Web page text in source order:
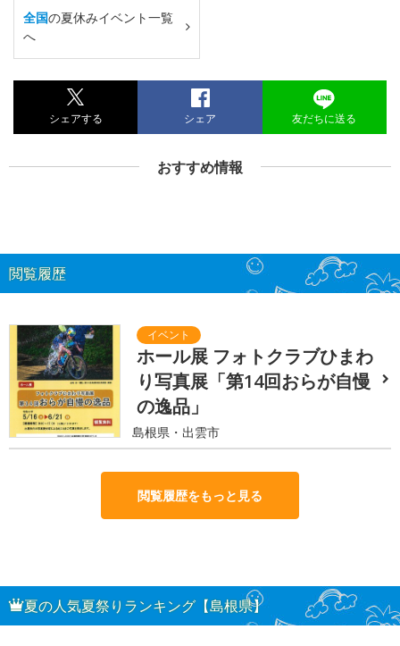
全国の夏休みイベント一覧
へ
シェアする シェア 友だちに送る
おすすめ情報
閲覧履歴
ホール展 フォトクラブひまわ
り写真展「第14回おらが自慢
の逸品」
島根県・出雲市
閲覧履歴をもっと見る
夏の人気夏祭りランキング【島根県】